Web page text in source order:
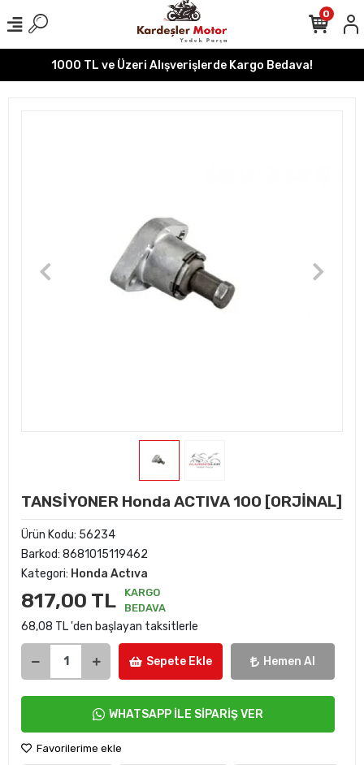
1000 TL ve Üzeri Alışverişlerde Kargo Bedava!
0
TANSİYONER Honda ACTIVA 100 [ORJİNAL]
Ürün Kodu: 56234
Barkod: 8681015119462
Kategori: Honda Actıva
817,00 TL
KARGO
BEDAVA
68,08 TL 'den başlayan taksitlerle
Sepete Ekle Hemen Al
WHATSAPP İLE SİPARİŞ VER
Favorilerime ekle